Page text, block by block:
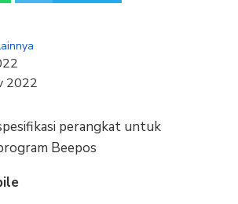
2022
perangkat untuk
Beepos